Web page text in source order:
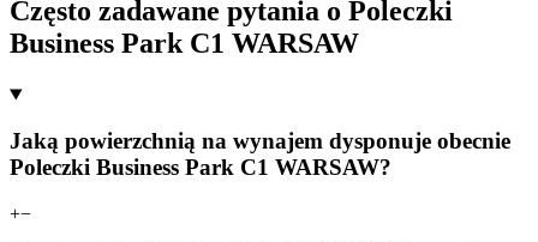
Często zadawane pytania o Poleczki
Business Park C1 WARSAW
Jaką powierzchnią na wynajem dysponuje obecnie
Poleczki Business Park C1 WARSAW?
+−